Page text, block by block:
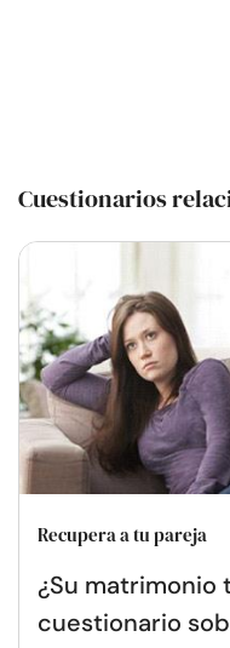
Cuestionarios
Recupera a tu pareja
¿Su matrimonio
cuestionario